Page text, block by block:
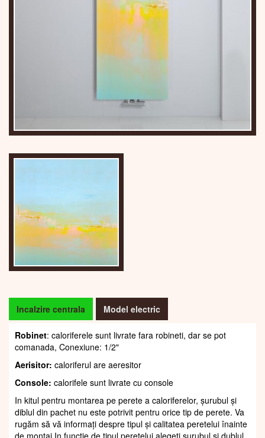
Incalzire centrala Model electric
Robinet: caloriferele sunt livrate fara robineti, dar se pot
comanada, Conexiune: 1/2"
Aerisitor: caloriferul are aeresitor
Console: calorifele sunt livrate cu console
In kitul pentru montarea pe perete a caloriferelor, șurubul și
diblul din pachet nu este potrivit pentru orice tip de perete. Va
rugăm să vă informați despre tipul și calitatea peretelui înainte
de montaj.In funcție de tipul peretelui alegeți șurubul și dublul